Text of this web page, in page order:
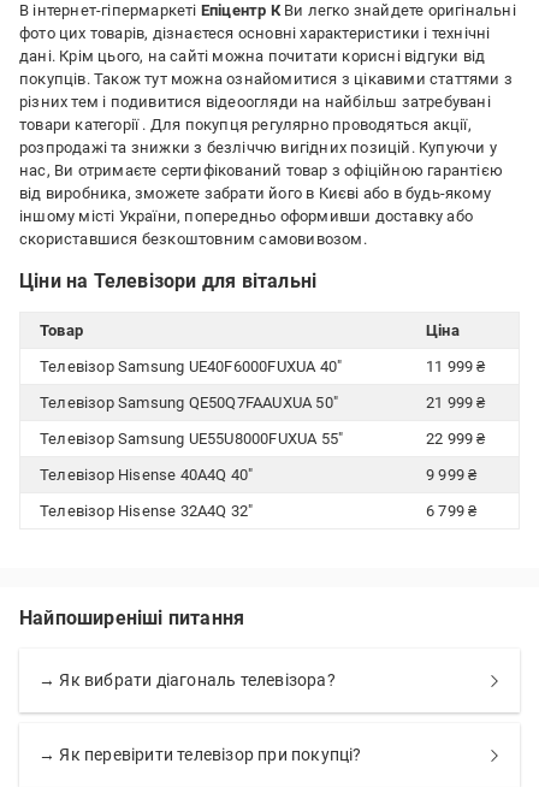
В інтернет-гіпермаркеті Епіцентр КВи легко знайдете оригінальні
фото цих товарів, дізнаєтеся основні характеристики і технічні
дані. Крім цього, на сайті можна почитати корисні відгуки від
покупців. Також тут можна ознайомитися з цікавими статтями з
різних тем і подивитися відеоогляди на найбільш затребувані
товари категорії . Для покупця регулярно проводяться акції,
розпродажі та знижки з безліччю вигідних позицій. Купуючи у
нас, Ви отримаєте сертифікований товар з офіційною гарантією
від виробника, зможете забрати його в Києві або в будь-якому
іншому місті України, попередньо оформивши доставку або
скориставшися безкоштовним самовивозом.
Ціни на Телевізори для вітальні
Товар
Ціна
Телевізор Samsung UE40F6000FUXUA 40″
11 999 ₴
Телевізор Samsung QE50Q7FAAUXUA 50″
21 999 ₴
Телевізор Samsung UE55U8000FUXUA 55″
22 999 ₴
Телевізор Hisense 40A4Q 40″
9 999 ₴
Телевізор Hisense 32A4Q 32″
6 799 ₴
Найпоширеніші питання
→ Як вибрати діагональ телевізора?
→ Як перевірити телевізор при покупці?